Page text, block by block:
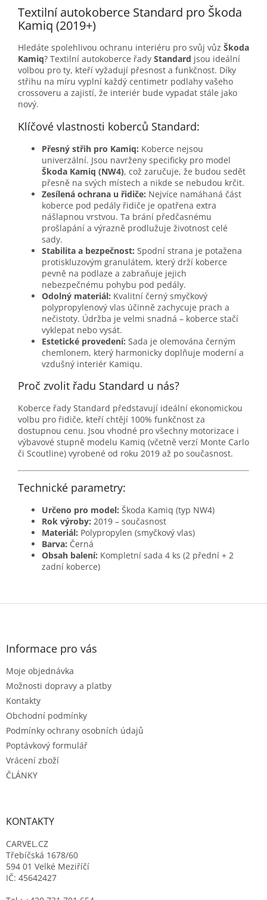
Textilní autokoberce Standard pro Škoda
Kamiq (2019+)
Hledáte spolehlivou ochranu interiéru pro svůj vůz Škoda
Kamiq? Textilní autokoberce řady Standard jsou ideální
volbou pro ty, kteří vyžadují přesnost a funkčnost. Díky
střihu na míru vyplní každý centimetr podlahy vašeho
crossoveru a zajistí, že interiér bude vypadat stále jako
nový.
Klíčové vlastnosti koberců Standard:
Přesný střih pro Kamiq: Koberce nejsou
univerzální. Jsou navrženy specificky pro model
Škoda Kamiq (NW4), což zaručuje, že budou sedět
přesně na svých místech a nikde se nebudou krčit.
Zesílená ochrana u řidiče: Nejvíce namáhaná část
koberce pod pedály řidiče je opatřena extra
nášlapnou vrstvou. Ta brání předčasnému
prošlapání a výrazně prodlužuje životnost celé
sady.
Stabilita a bezpečnost: Spodní strana je potažena
protiskluzovým granulátem, který drží koberce
pevně na podlaze a zabraňuje jejich
nebezpečnému pohybu pod pedály.
Odolný materiál: Kvalitní černý smyčkový
polypropylenový vlas účinně zachycuje prach a
nečistoty. Údržba je velmi snadná – koberce stačí
vyklepat nebo vysát.
Estetické provedení: Sada je olemována černým
chemlonem, který harmonicky doplňuje moderní a
vzdušný interiér Kamiqu.
Proč zvolit řadu Standard u nás?
Koberce řady Standard představují ideální ekonomickou
volbu pro řidiče, kteří chtějí 100% funkčnost za
dostupnou cenu. Jsou vhodné pro všechny motorizace i
výbavové stupně modelu Kamiq (včetně verzí Monte Carlo
či Scoutline) vyrobené od roku 2019 až po současnost.
Technické parametry:
Určeno pro model: Škoda Kamiq (typ NW4)
Rok výroby: 2019 – současnost
Materiál: Polypropylen (smyčkový vlas)
Barva: Černá
Obsah balení: Kompletní sada 4 ks (2 přední + 2
zadní koberce)
Z
Informace pro vás
Moje objednávka
Možnosti dopravy a platby
Kontakty
Obchodní podmínky
Podmínky ochrany osobních údajů
Poptávkový formulář
Vrácení zboží
ČLÁNKY
KONTAKTY
CARVEL.CZ
Třebíčská 1678/60
594 01 Velké Meziříčí
IČ: 45642427